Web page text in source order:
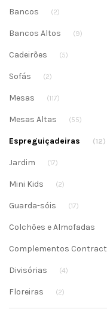
Bancos (2)
Bancos Altos (9)
Cadeirões (5)
Sofás (2)
Mesas (117)
Mesas Altas (55)
Espreguiçadeiras (12)
Jardim (17)
Mini Kids (2)
Guarda-sóis (17)
Colchões e Almofadas
Complementos Contract
Divisórias (4)
Floreiras (2)